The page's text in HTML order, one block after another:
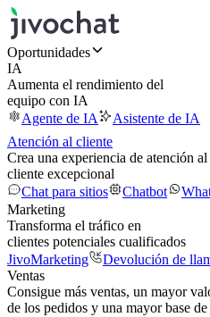
Oportunidades
IA
Aumenta el rendimiento del
equipo con IA
Agente de IA
Asistente de IA
Atención al cliente
Crea una experiencia de atención al
cliente excepcional
Chat para sitios
Chatbot
Marketing
Transforma el tráfico en
clientes potenciales cualificados
JivoMarketing
Devolución de
Ventas
Consigue más ventas, un mayor
de los pedidos y una mayor base